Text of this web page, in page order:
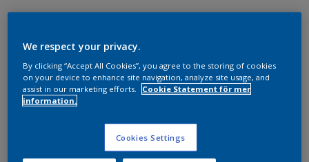
We respect your privacy.
By clicking “Accept All Cookies”, you agree to the storing of cookies
on your device to enhance site navigation, analyze site usage, and
assist in our marketing efforts.
Cookie Statement för mer
information.
Cookies Settings